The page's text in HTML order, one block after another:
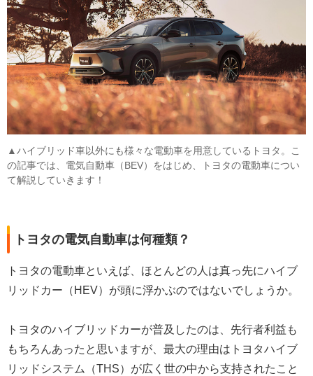
▲ハイブリッド車以外にも様々な電動車を用意しているトヨタ。こ
の記事では、電気自動車（BEV）をはじめ、トヨタの電動車につい
て解説していきます！
トヨタの電気自動車は何種類？
トヨタの電動車といえば、ほとんどの人は真っ先にハイブ
リッドカー（HEV）が頭に浮かぶのではないでしょうか。
トヨタのハイブリッドカーが普及したのは、先行者利益も
もちろんあったと思いますが、最大の理由はトヨタハイブ
リッドシステム（THS）が広く世の中から支持されたこと